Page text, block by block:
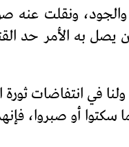
ونقلت عنه
يصل به الأمر حد
ولنا في انتفاضات
مهما سكتوا أو صبروا،